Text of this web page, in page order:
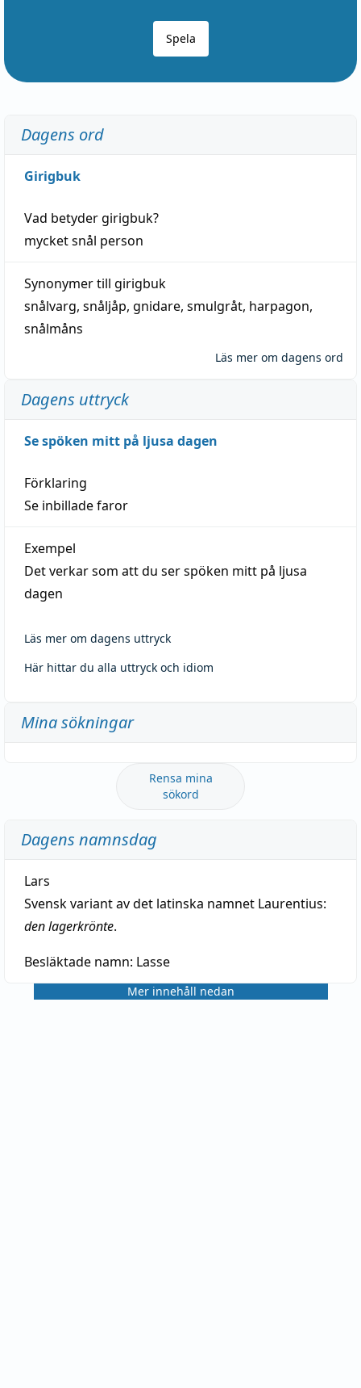
Spela
Dagens ord
Girigbuk
Vad betydergirigbuk?
mycketsnål person
Synonymer till girigbuk
snålvarg, snåljåp, gnidare, smulgråt, harpagon,
snålmåns
Läs mer om dagens ord
Dagens uttryck
Se spöken mitt på ljusa dagen
Förklaring
Se inbillade faror
Exempel
Det verkar som att du ser spöken mitt på ljusa
dagen
Läs mer om dagens uttryck
Här hittar du alla uttryck och idiom
Mina sökningar
Rensa mina
sökord
Dagens namnsdag
Lars
Svensk variant av det latinska namnet Laurentius:
den lagerkrönte.
Besläktade namn: Lasse
Mer innehåll nedan